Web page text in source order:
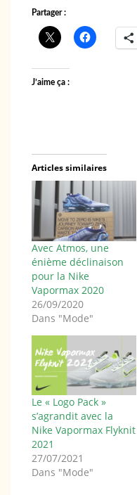
Partager :
J’aime ça :
Articles similaires
Avec Atmos, une
énième déclinaison
pour la Nike
Vapormax 2020
26/09/2020
Dans "Mode"
Le « Logo Pack »
s’agrandit avec la
Nike Vapormax Flyknit
2021
27/07/2021
Dans "Mode"